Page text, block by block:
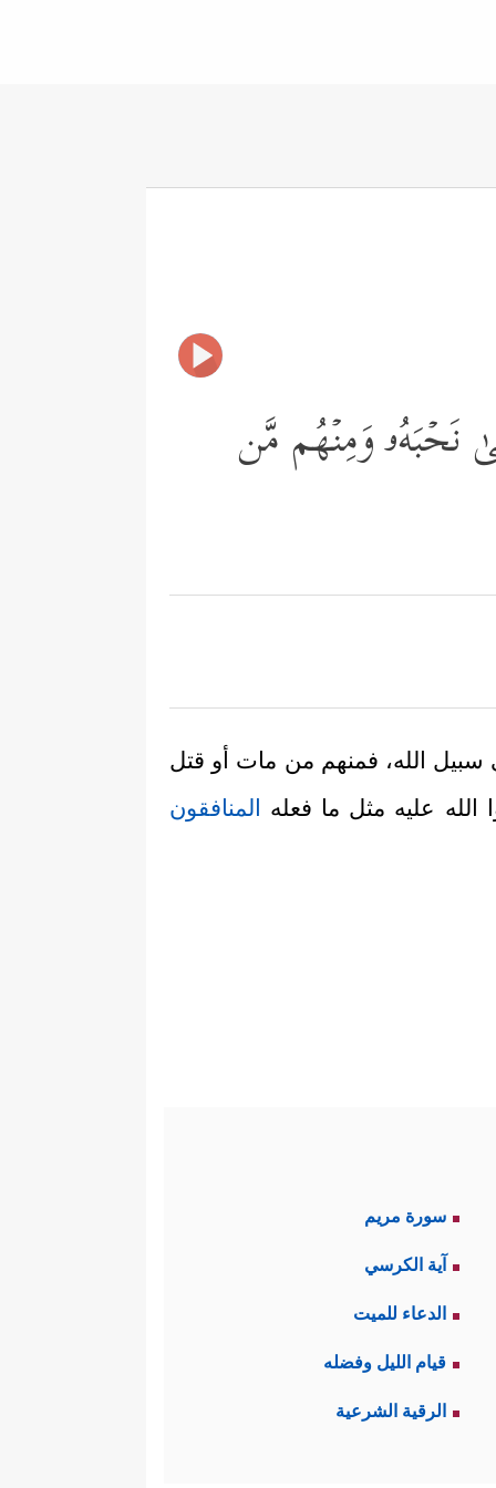
نَحۡبَهُۥ وَمِنۡهُم مَّن
سبيل الله، فمنهم من مات أو قتل
عليه مثل ما فعله المنافقون
سورة مريم
آية الكرسي
الدعاء للميت
قيام الليل وفضله
الرقية الشرعية